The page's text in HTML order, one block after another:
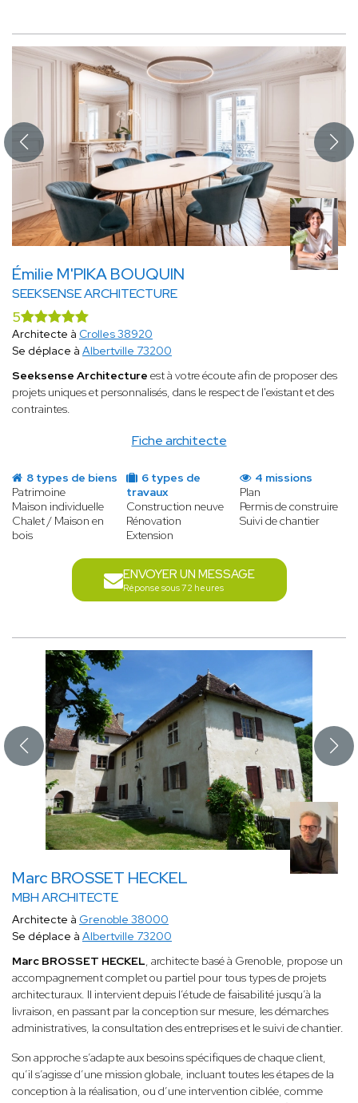
Émilie M'PIKA BOUQUIN
SEEKSENSE ARCHITECTURE
Fiche architecte
5
Architecte à Crolles 38920
Se déplace à Albertville 73200
Seeksense Architecture est à votre écoute afin de proposer des
projets uniques et personnalisés, dans le respect de l'existant et des
contraintes.
8 types de biens
Patrimoine
Maison individuelle
Chalet / Maison en
bois
6 types de
travaux
Construction neuve
Rénovation
Extension
4 missions
Plan
Permis de construire
Suivi de chantier
ENVOYER UN MESSAGE
Réponse sous 72 heures
Marc BROSSET HECKEL
MBH ARCHITECTE
Architecte à Grenoble 38000
Se déplace à Albertville 73200
Marc BROSSET HECKEL, architecte basé à Grenoble, propose un
accompagnement complet ou partiel pour tous types de projets
architecturaux. Il intervient depuis l’étude de faisabilité jusqu’à la
livraison, en passant par la conception sur mesure, les démarches
administratives, la consultation des entreprises et le suivi de chantier.
Son approche s’adapte aux besoins spécifiques de chaque client,
qu’il s’agisse d’une mission globale, incluant toutes les étapes de la
conception à la réalisation, ou d’une intervention ciblée, comme